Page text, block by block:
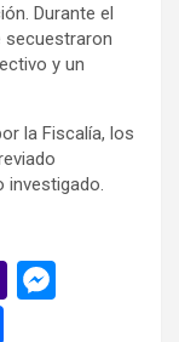
Durante el
secuestraron
y un
la Fiscalía, los
investigado.
Y